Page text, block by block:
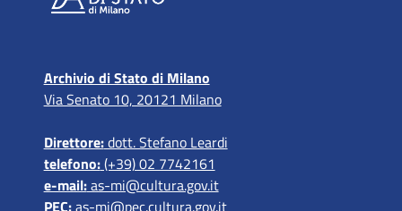
Archivio di Stato di Milano
Via Senato 10, 20121 Milano
Direttore:dott. Stefano Leardi
telefono:(+39) 02 7742161
e-mail:as-mi@cultura.gov.it
PEC:as-mi@pec.cultura.gov.it